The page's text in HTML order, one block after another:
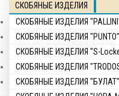
СКОБЯНЫЕ ИЗДЕЛИЯ
СКОБЯНЫЕ ИЗДЕЛИЯ
СКОБЯНЫЕ ИЗДЕЛИЯ "PUNTO"
СКОБЯНЫЕ ИЗДЕЛИЯ "S-
СКОБЯНЫЕ ИЗДЕЛИЯ
СКОБЯНЫЕ ИЗДЕЛИЯ "БУЛАТ"